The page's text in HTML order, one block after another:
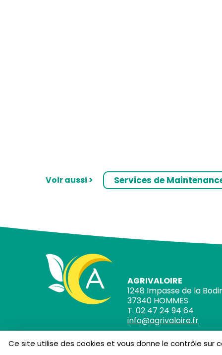
Voir aussi > Services de
AGRIVALOIRE
1248 Impasse de la
37340 HOMMES
T. 02 47 24 94 64
info@agrivaloire.fr
Ce site utilise des cookies et vous donne le contrôle sur